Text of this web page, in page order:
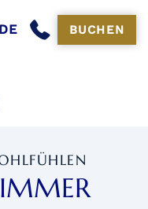
DE BUCHEN